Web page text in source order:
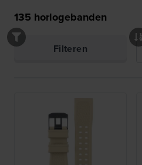
135 horlogebanden
Filteren